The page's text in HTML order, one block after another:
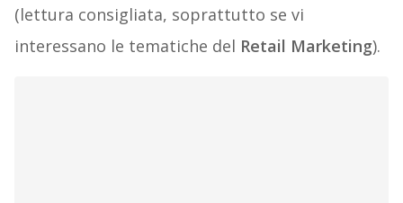
(lettura consigliata, soprattutto se vi
interessano le tematiche del Retail Marketing).